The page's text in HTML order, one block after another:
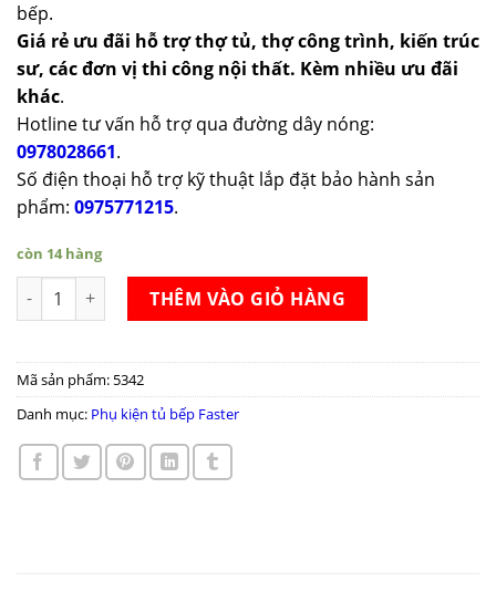
bếp.
Giá rẻ ưu đãi hỗ trợ thợ tủ, thợ công trình, kiến trúc
sư, các đơn vị thi công nội thất. Kèm nhiều ưu đãi
khác.
Hotline tư vấn hỗ trợ qua đường dây nóng:
0978028661.
Số điện thoại hỗ trợ kỹ thuật lắp đặt bảo hành sản
phẩm: 0975771215.
còn 14 hàng
Kệ gia vị Faster FS-MF300/350/400SD số lượng
THÊM VÀO GIỎ HÀNG
Mã sản phẩm: 5342
Danh mục: Phụ kiện tủ bếp Faster